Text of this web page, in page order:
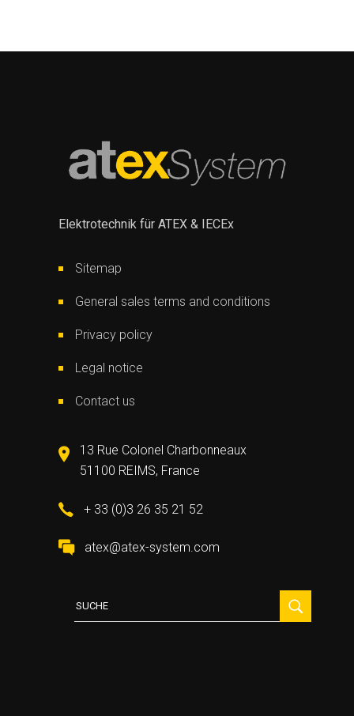
Elektrotechnik für ATEX & IECEx
Sitemap
General sales terms and conditions
Privacy policy
Legal notice
Contact us
13 Rue Colonel Charbonneaux
51100 REIMS, France
+ 33 (0)3 26 35 21 52
atex@atex-system.com